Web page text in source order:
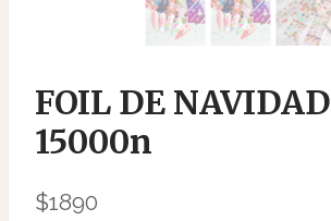
FOIL DE NAVIDAD
15000n
$1890